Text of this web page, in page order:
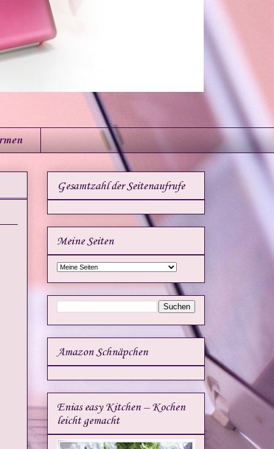
Gesamtzahl der Seitenaufrufe
Meine Seiten
Amazon Schnäpchen
Enias easy Kitchen – Kochen
leicht gemacht